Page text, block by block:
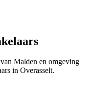
Malden en omgeving
in Overasselt.